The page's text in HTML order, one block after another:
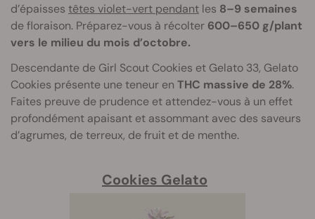
d’épaisses têtes violet-vert pendant les 8–9 semaines
de floraison. Préparez-vous à récolter 600–650 g/plant
vers le milieu du mois d’octobre.
Descendante de Girl Scout Cookies et Gelato 33, Gelato
Cookies présente une teneur en THC massive de 28%.
Faites preuve de prudence et attendez-vous à un effet
profondément apaisant et assommant avec des saveurs
d’agrumes, de terreux, de fruit et de menthe.
Cookies Gelato